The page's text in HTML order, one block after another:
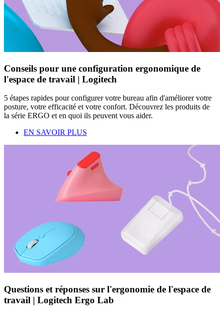
Conseils pour une configuration ergonomique de
l'espace de travail | Logitech
5 étapes rapides pour configurer votre bureau afin d'améliorer votre
posture, votre efficacité et votre confort. Découvrez les produits de
la série ERGO et en quoi ils peuvent vous aider.
EN SAVOIR PLUS
Questions et réponses sur l'ergonomie de l'espace de
travail | Logitech Ergo Lab